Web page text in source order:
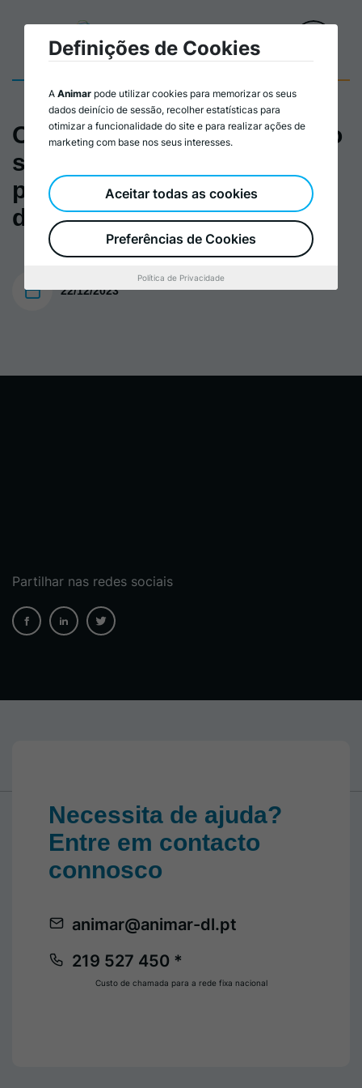
O Voluntariado e o activismo
social - Caminhos para a
participação no
desenvolvimento humano
22/12/2023
Partilhar nas redes sociais
Necessita de ajuda?
Entre em contacto
connosco
219 527 450 *
animar@animar-dl.pt
Custo de chamada para a rede fixa nacional
Definições de Cookies
A Animar pode utilizar cookies para memorizar os seus
dados deinício de sessão, recolher estatísticas para
otimizar a funcionalidade do site e para realizar ações de
marketing com base nos seus interesses.
Preferências de Cookies
Aceitar todas as cookies
Política de Privacidade